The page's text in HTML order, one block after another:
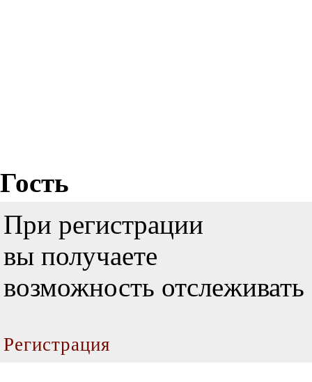
Гость
При регистрации
вы получаете
возможность
Регистрация